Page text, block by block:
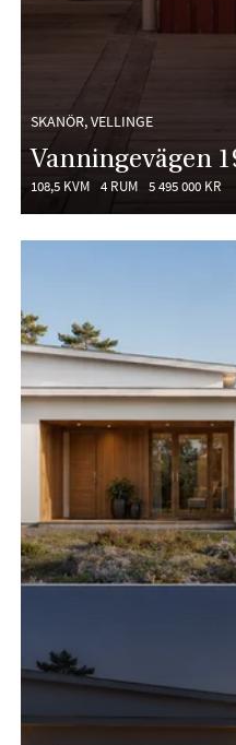
SKANÖR, VELLINGE
Vanningevägen
108,5 KVM 4 RUM 5 495 000 KR